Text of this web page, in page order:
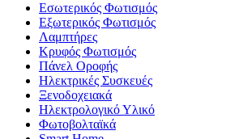
Εσωτερικός Φωτισμός
Εξωτερικός Φωτισμός
Λαμπτήρες
Κρυφός Φωτισμός
Πάνελ Οροφής
Ηλεκτρικές Συσκευές
Ξενοδοχειακά
Ηλεκτρολογικό Υλικό
Φωτοβολταϊκά